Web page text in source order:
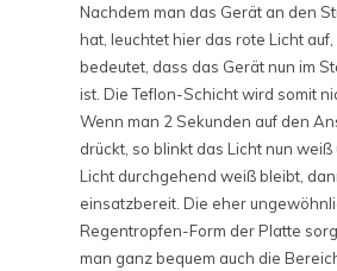
Nachdem man das Gerät an den
hat, leuchtet hier das rote Licht
bedeutet, dass das Gerät nun im
ist. Die Teflon-Schicht wird somit
Wenn man 2 Sekunden auf den
drückt, so blinkt das Licht nun
Licht durchgehend weiß bleibt,
einsatzbereit. Die eher
Regentropfen-Form der Platte
man ganz bequem auch die